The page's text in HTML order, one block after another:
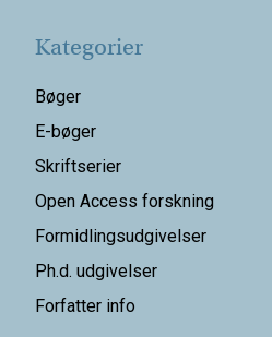
Kategorier
Bøger
E-bøger
Skriftserier
Open Access forskning
Formidlingsudgivelser
Ph.d. udgivelser
Forfatter info